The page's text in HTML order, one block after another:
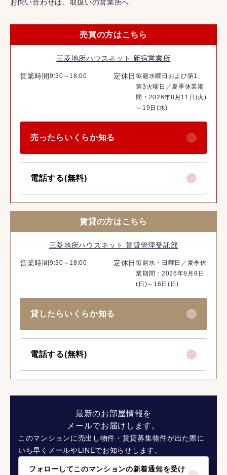
お問い合わせは、取扱いの営業所へ
売買の方はこちら
三菱地所ハウスネット 新宿営業所
営業時間 9:30～18:00 定休日毎週水曜日および第1、
第3火曜日／夏季休業期
間：2026年8月11日(火)
～19日(水)
売ったらいくらか知る
電話する(無料)
賃貸の方はこちら
三菱地所ハウスネット 賃貸管理受託部
営業時間 9:30～18:00 定休日毎週水・日曜日／夏季休
業期間：2026年8月9日
(日)～16日(日)
貸したらいくらか知る
電話する(無料)
最新のお部屋情報を
メールでお届けします。
このマンションに売出し物件・賃貸募集物件が出た際に
いち早くメールやLINEでお知らせします。
フォローしてこのマンションの新着通知を受け